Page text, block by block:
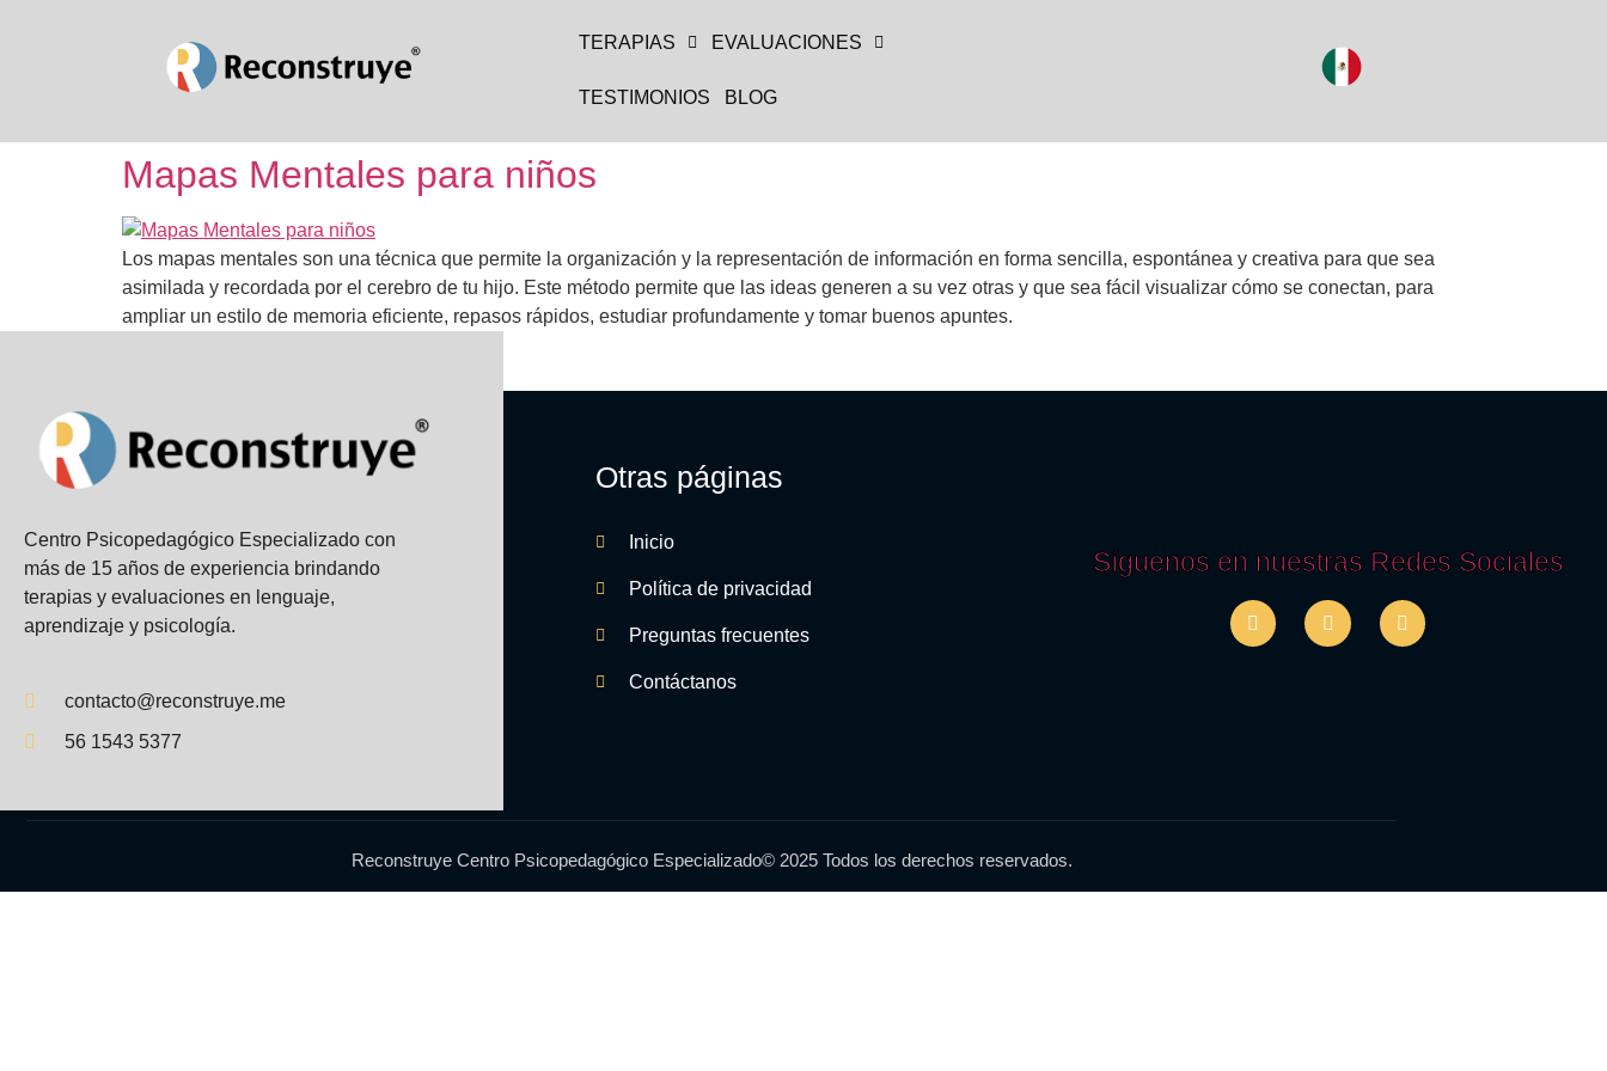
TERAPIAS EVALUACIONES
TESTIMONIOS BLOG
Mapas Mentales para niños
Los mapas mentales son una técnica que permite la organización y la representación de información en forma sencilla, espontánea y creativa para que sea
asimilada y recordada por el cerebro de tu hijo. Este método permite que las ideas generen a su vez otras y que sea fácil visualizar cómo se conectan, para
ampliar un estilo de memoria eficiente, repasos rápidos, estudiar profundamente y tomar buenos apuntes.
Centro Psicopedagógico Especializado con
más de 15 años de experiencia brindando
terapias y evaluaciones en lenguaje,
aprendizaje y psicología.
contacto@reconstruye.me
56 1543 5377
Otras páginas
Inicio
Política de privacidad
Preguntas frecuentes
Contáctanos
Síguenos en nuestras Redes Sociales
Reconstruye Centro Psicopedagógico Especializado© 2025 Todos los derechos reservados.